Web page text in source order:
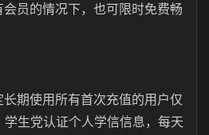
员的情况下，也可限时免费畅
期使用所有首次充值的用户仅
生党认证个人学信信息，每天